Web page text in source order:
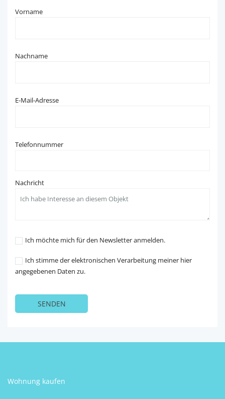
Vorname
Nachname
E-Mail-Adresse
Telefonnummer
Nachricht
Ich möchte mich für den Newsletter anmelden.
Ich stimme der elektronischen Verarbeitung meiner hier
angegebenen Daten zu.
Wohnung kaufen